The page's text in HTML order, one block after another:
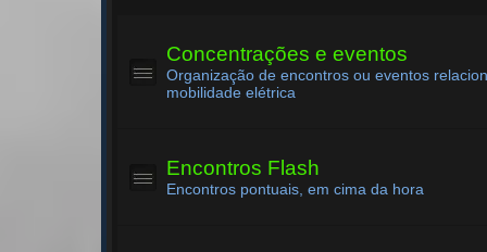
Concentrações e eventos
Organização de encontros ou eventos
mobilidade elétrica
Encontros Flash
Encontros pontuais, em cima da hora